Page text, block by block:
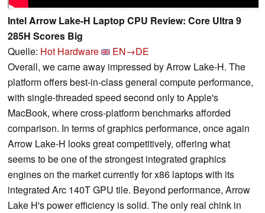
Intel Arrow Lake-H Laptop CPU Review: Core Ultra 9
285H Scores Big
Quelle: Hot Hardware
EN→DE
Overall, we came away impressed by Arrow Lake-H. The
platform offers best-in-class general compute performance,
with single-threaded speed second only to Apple's
MacBook, where cross-platform benchmarks afforded
comparison. In terms of graphics performance, once again
Arrow Lake-H looks great competitively, offering what
seems to be one of the strongest integrated graphics
engines on the market currently for x86 laptops with its
integrated Arc 140T GPU tile. Beyond performance, Arrow
Lake H's power efficiency is solid. The only real chink in